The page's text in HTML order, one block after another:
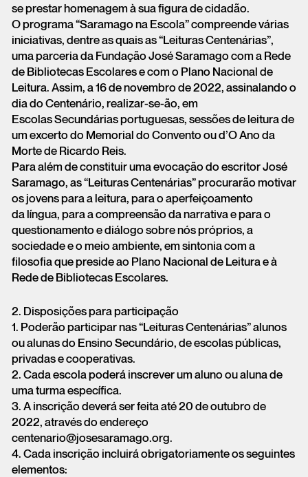
se prestar homenagem à sua figura de cidadão.
O programa “Saramago na Escola” compreende várias
iniciativas, dentre as quais as “Leituras Centenárias”,
uma parceria da Fundação José Saramago com a Rede
de Bibliotecas Escolares e com o Plano Nacional de
Leitura. Assim, a 16 de novembro de 2022, assinalando o
dia do Centenário, realizar-se-ão, em
Escolas Secundárias portuguesas, sessões de leitura de
um excerto do Memorial do Convento ou d’O Ano da
Morte de Ricardo Reis.
Para além de constituir uma evocação do escritor José
Saramago, as “Leituras Centenárias” procurarão motivar
os jovens para a leitura, para o aperfeiçoamento
da língua, para a compreensão da narrativa e para o
questionamento e diálogo sobre nós próprios, a
sociedade e o meio ambiente, em sintonia com a
filosofia que preside ao Plano Nacional de Leitura e à
Rede de Bibliotecas Escolares.
2. Disposições para participação
1. Poderão participar nas “Leituras Centenárias” alunos
ou alunas do Ensino Secundário, de escolas públicas,
privadas e cooperativas.
2. Cada escola poderá inscrever um aluno ou aluna de
uma turma específica.
3. A inscrição deverá ser feita até 20 de outubro de
2022, através do endereço
centenario@josesaramago.org.
4. Cada inscrição incluirá obrigatoriamente os seguintes
elementos: